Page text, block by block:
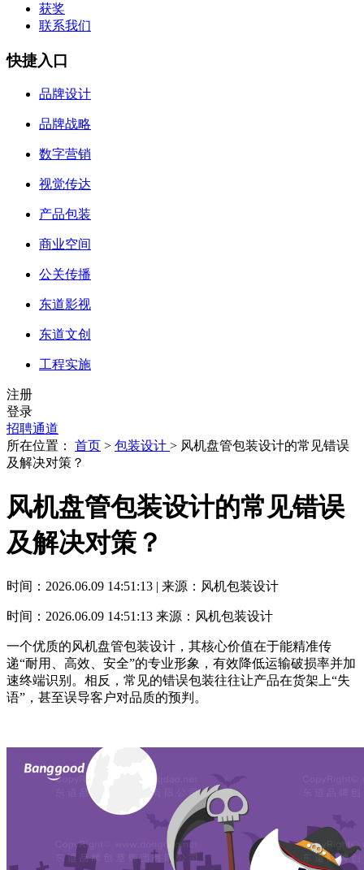
获奖
联系我们
快捷入口
品牌设计
品牌战略
数字营销
视觉传达
产品包装
商业空间
公关传播
东道影视
东道文创
工程实施
注册
登录
招聘通道
所在位置： 首页 > 包装设计 > 风机盘管包装设计的常见错误
及解决对策？
风机盘管包装设计的常见错误
及解决对策？
时间：2026.06.09 14:51:13 | 来源：风机包装设计
时间：2026.06.09 14:51:13 来源：风机包装设计
一个优质的风机盘管包装设计，其核心价值在于能精准传
递“耐用、高效、安全”的专业形象，有效降低运输破损率并加
速终端识别。相反，常见的错误包装往往让产品在货架上“失
语”，甚至误导客户对品质的预判。